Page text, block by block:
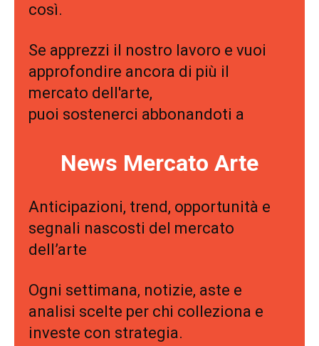
così.
Se apprezzi il nostro lavoro e vuoi
approfondire ancora di più il
mercato dell'arte,
puoi sostenerci abbonandoti a
News Mercato Arte
Anticipazioni, trend, opportunità e
segnali nascosti del mercato
dell’arte
Ogni settimana, notizie, aste e
analisi scelte per chi colleziona e
investe con strategia.